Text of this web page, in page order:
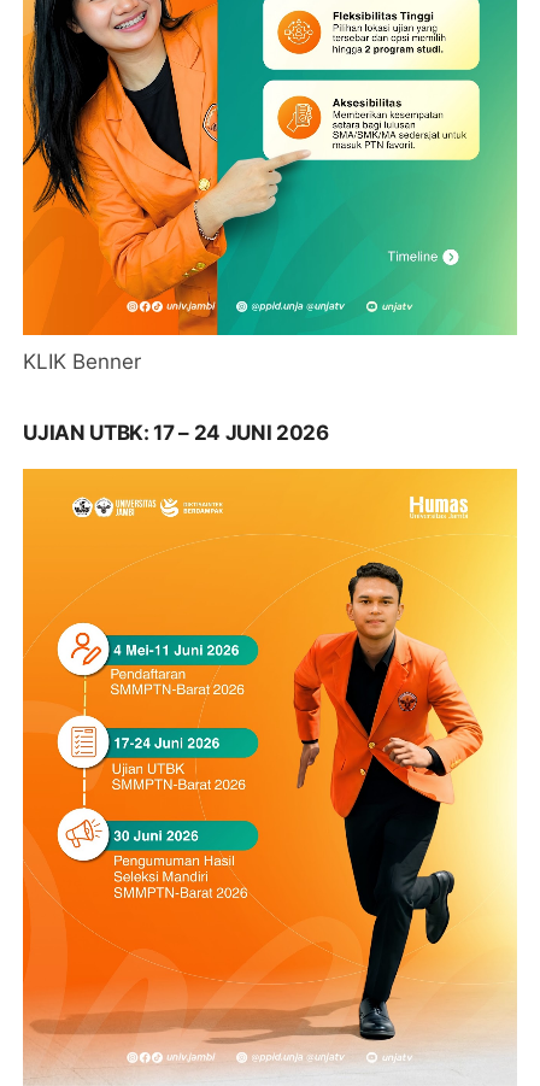
KLIK Benner
UJIAN UTBK: 17 – 24 JUNI 2026